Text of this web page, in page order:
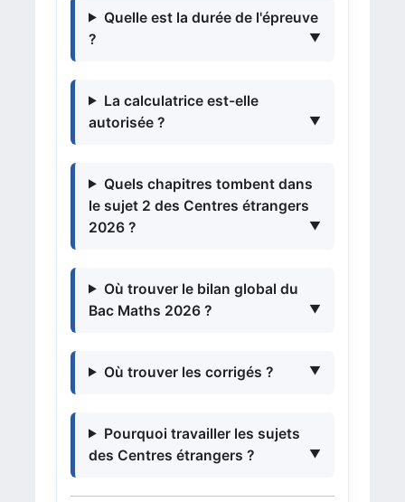
Quelle est la durée de l'épreuve
?
La calculatrice est-elle
autorisée ?
Quels chapitres tombent dans
le sujet 2 des Centres étrangers
2026 ?
Où trouver le bilan global du
Bac Maths 2026 ?
Où trouver les corrigés ?
Pourquoi travailler les sujets
des Centres étrangers ?